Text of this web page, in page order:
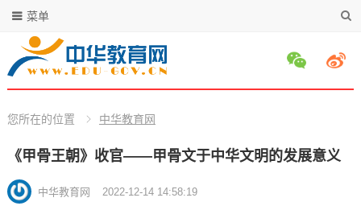
菜单
您所在的位置 中华教育网
《甲骨王朝》收官——甲骨文于中华文明的发展意义
中华教育网 2022-12-14 14:58:19